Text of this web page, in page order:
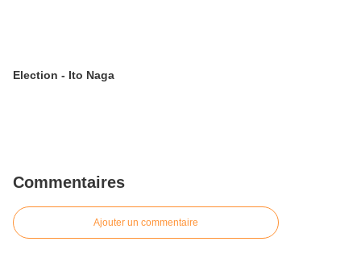
Election - Ito Naga
Commentaires
Ajouter un commentaire